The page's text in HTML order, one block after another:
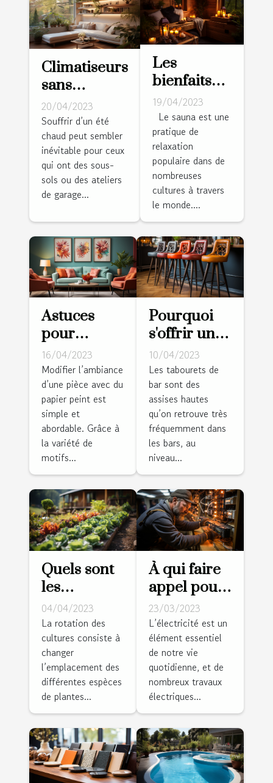
Climatiseurs
sans
conduits :
conseils à
domicile
éprouvés,
vrais et
dignes de
20/04/2023
Souffrir d’un été
chaud peut sembler
inévitable pour ceux
qui ont des sous-
sols ou des ateliers
de garage...
Les
bienfaits
du sauna
pour la
santé et la
relaxation
19/04/2023
Le sauna est une
pratique de
relaxation
populaire dans de
nombreuses
cultures à travers
le monde....
Astuces
pour
modifier
l’ambiance
d’un cadre
avec du
papier
peint
16/04/2023
Modifier l’ambiance
d’une pièce avec du
papier peint est
simple et
abordable. Grâce à
la variété de
motifs...
Pourquoi
s'offrir un
tabouret de
bar ?
10/04/2023
Les tabourets de
bar sont des
assises hautes
qu’on retrouve très
fréquemment dans
les bars, au
niveau...
Quels sont
les
avantages
de la
rotation des
cultures
pour un
jardin sain
et productif
?
04/04/2023
La rotation des
cultures consiste à
changer
l’emplacement des
différentes espèces
de plantes...
À qui faire
appel pour
vos travaux
d’électricité
?
23/03/2023
L’électricité est un
élément essentiel
de notre vie
quotidienne, et de
nombreux travaux
électriques...